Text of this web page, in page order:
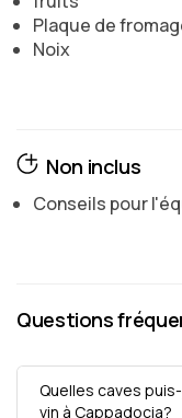
Plaque de
Noix
Non inclus
Conseils pour
Questions
Quelles caves
vin à Cappadocia?